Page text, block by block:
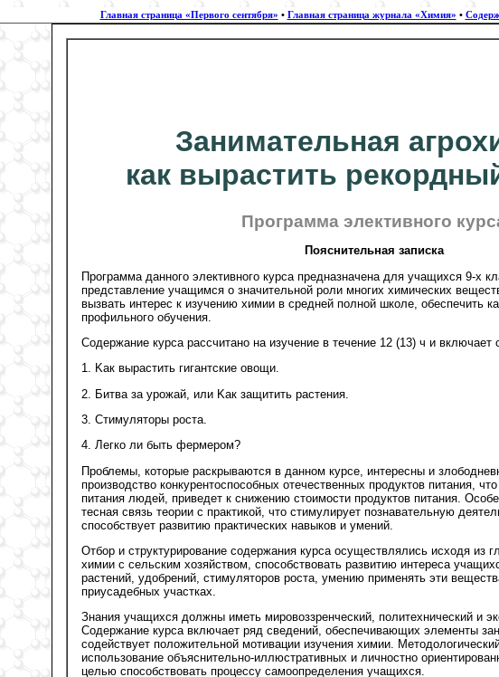
Главная страница «Первого сентября» • Главная страница журнала «Химия» •
Занимательная
как вырастить
Программа элективного
Пояснительная записка
Программа данного элективного курса предназначена для учащихся 9-х
представление учащимся о значительной роли многих химических
вызвать интерес к изучению химии в средней полной школе, обеспечить
профильного обучения.
Содержание курса рассчитано на изучение в течение 12 (13) ч и
1. Kак вырастить гигантские овощи.
2. Битва за урожай, или Kак защитить растения.
3. Стимуляторы роста.
4. Легко ли быть фермером?
Проблемы, которые раскрываются в данном курсе, интересны и
производство конкурентоспособных отечественных продуктов питания,
питания людей, приведет к снижению стоимости продуктов питания.
тесная связь теории с практикой, что стимулирует познавательную
способствует развитию практических навыков и умений.
Отбор и структурирование содержания курса осуществлялись исходя из
химии с сельским хозяйством, способствовать развитию интереса
растений, удобрений, стимуляторов роста, умению применять эти
приусадебных участках.
Знания учащихся должны иметь мировоззренческий, политехнический и
Содержание курса включает ряд сведений, обеспечивающих элементы
содействует положительной мотивации изучения химии.
использование объяснительно-иллюстративных и личностно
целью способствовать процессу самоопределения учащихся.